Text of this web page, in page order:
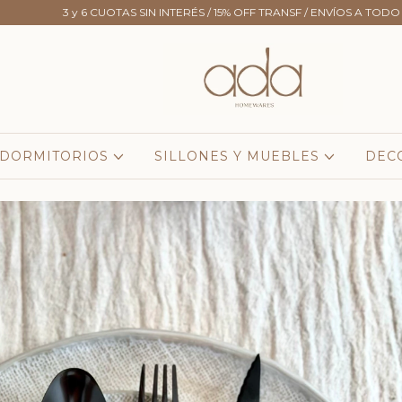
3 y 6 CUOTAS SIN INTERÉS / 15% OFF TRANSF / ENVÍOS A
DORMITORIOS SILLONES Y MUEBLES